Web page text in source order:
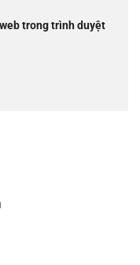
trong trình duyệt